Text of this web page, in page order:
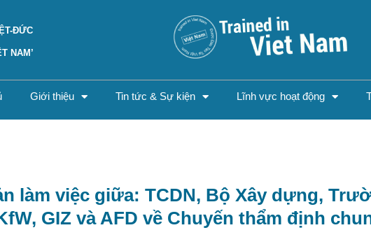
ĐỨC
NAM’
Giới thiệu Tin tức & Sự kiện Lĩnh vực hoạt động
làm việc giữa: TCDN, Bộ Xây dựng,
GIZ và AFD về Chuyến thẩm định